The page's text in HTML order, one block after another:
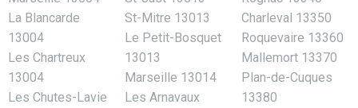
La Blancarde
13004
Les Chartreux
13004
Les Chutes-Lavie
St-Mitre 13013
Le Petit-Bosquet
13013
Marseille 13014
Les Arnavaux
Charleval 13350
Roquevaire 13360
Mallemort 13370
Plan-de-Cuques
13380